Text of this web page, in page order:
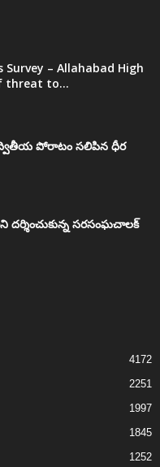
Survey – Allahabad High
threat to...
పోరాటం సలిపిన ధీర
సరసంఘచాలక్
4172
2251
1997
1845
1252